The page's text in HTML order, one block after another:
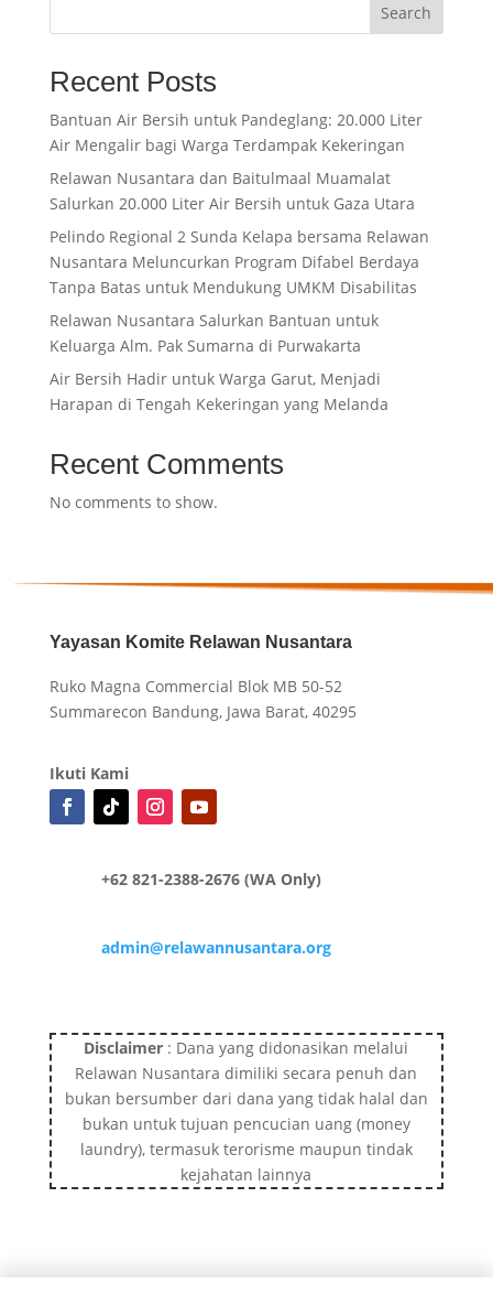
Search
Recent Posts
Bantuan Air Bersih untuk Pandeglang: 20.000 Liter
Air Mengalir bagi Warga Terdampak Kekeringan
Relawan Nusantara dan Baitulmaal Muamalat
Salurkan 20.000 Liter Air Bersih untuk Gaza Utara
Pelindo Regional 2 Sunda Kelapa bersama Relawan
Nusantara Meluncurkan Program Difabel Berdaya
Tanpa Batas untuk Mendukung UMKM Disabilitas
Relawan Nusantara Salurkan Bantuan untuk
Keluarga Alm. Pak Sumarna di Purwakarta
Air Bersih Hadir untuk Warga Garut, Menjadi
Harapan di Tengah Kekeringan yang Melanda
Recent Comments
No comments to show.
Yayasan Komite Relawan Nusantara
Ruko Magna Commercial Blok MB 50-52
Summarecon Bandung, Jawa Barat, 40295
Ikuti Kami
+62 821-2388-2676 (WA Only)
admin@relawannusantara.org
Disclaimer : Dana yang didonasikan melalui
Relawan Nusantara dimiliki secara penuh dan
bukan bersumber dari dana yang tidak halal dan
bukan untuk tujuan pencucian uang (money
laundry), termasuk terorisme maupun tindak
kejahatan lainnya